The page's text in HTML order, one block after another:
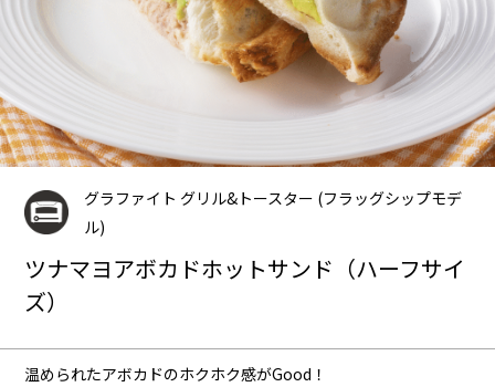
グラファイト グリル&トースター (フラッグシップモデ
ル)
ツナマヨアボカドホットサンド（ハーフサイ
ズ）
温められたアボカドのホクホク感がGood！